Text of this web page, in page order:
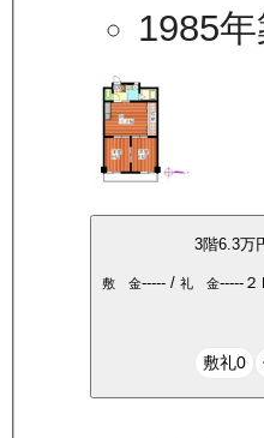
1985
3階6.3万
敷 金----- / 礼 金----- ２
敷礼0